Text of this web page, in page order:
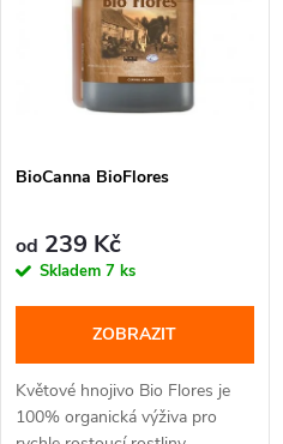
r
o
d
u
p
r
o
u
BioCanna BioFlores
od 239 Kč
Skladem 7 ks
ZOBRAZIT
Květové hnojivo Bio Flores je
100% organická výživa pro